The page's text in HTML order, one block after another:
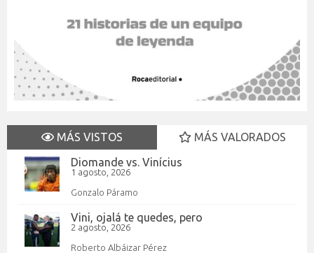
MÁS VISTOS
MÁS VALORADOS
Diomande vs. Vinícius
1 agosto, 2026
Gonzalo Páramo
Vini, ojalá te quedes, pero
2 agosto, 2026
Roberto Albáizar Pérez